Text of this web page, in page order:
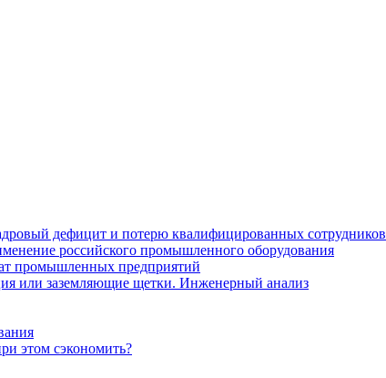
дефицит и потерю квалифицированных сотрудников
российского промышленного оборудования
промышленных предприятий
или заземляющие щетки. Инженерный анализ
этом сэкономить?